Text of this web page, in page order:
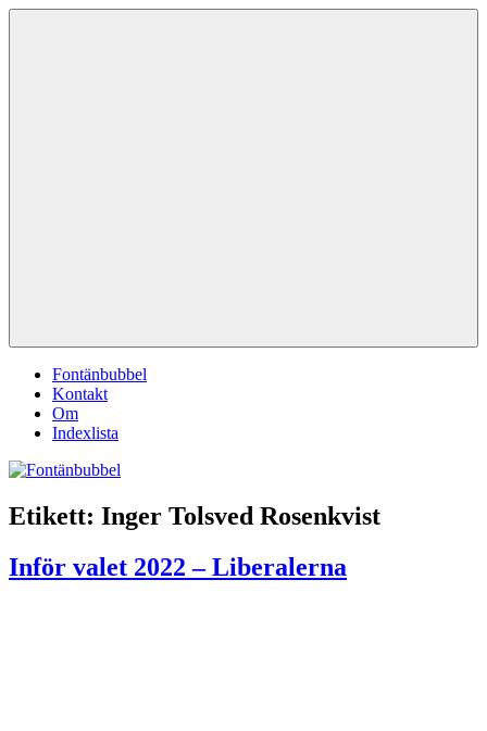
Hoppa
Fontänbubbel
Kontakt
Om
Indexlista
Etikett: Inger Tolsved Rosenkvist
Inför valet 2022 – Liberalerna